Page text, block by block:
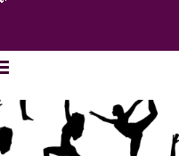
Sauter le menu